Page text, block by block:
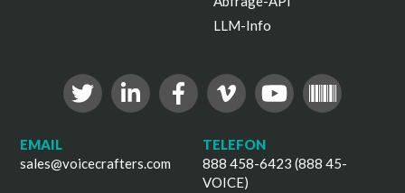
LLM-Info
EMAIL
sales@voicecrafters.com
TELEFON
888 458-6423 (888 45-
VOICE)